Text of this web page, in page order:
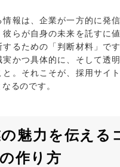
情報は、企業が一方的に発
彼らが自身の未来を託すに
するための「判断材料」で
実かつ具体的に、そして透
と。それこそが、採用サイ
るのです。
魅力を伝える
作り方